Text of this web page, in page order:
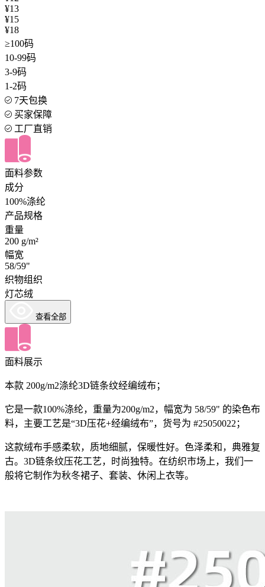
¥13
¥15
¥18
≥100码
10-99码
3-9码
1-2码
7天包换
买家保障
工厂直销
面料参数
成分
100%涤纶
产品规格
重量
200 g/m²
幅宽
58/59"
织物组织
灯芯绒
查看全部
面料展示
本款 200g/m2涤纶3D链条纹经编绒布；
它是一款100%涤纶，重量为200g/m2，幅宽为 58/59" 的染色布
料，主要工艺是“3D压花+经编绒布”，货号为 #25050022；
这款绒布手感柔软，质地细腻，保暖性好。色泽柔和，典雅复
古。3D链条纹压花工艺，时尚独特。在纺织市场上，我们一
般将它制作为秋冬裙子、套装、休闲上衣等。